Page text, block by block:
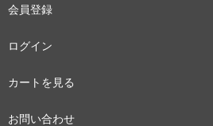
会員登録
ログイン
カートを見る
お問い合わせ